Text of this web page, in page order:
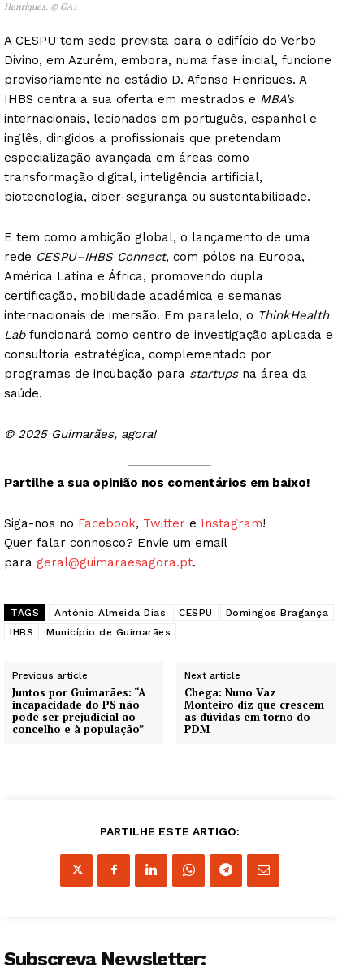
Henriques. © GA!
A CESPU tem sede prevista para o edifício do Verbo
Divino, em Azurém, embora, numa fase inicial, funcione
provisoriamente no estádio D. Afonso Henriques. A
IHBS centra a sua oferta em mestrados e MBA’s
internacionais, lecionados em português, espanhol e
inglês, dirigidos a profissionais que pretendam
especialização avançada em áreas como
transformação digital, inteligência artificial,
biotecnologia, ciber-segurança ou sustentabilidade.
E tem como ambição global, o lançamento de uma
rede CESPU–IHBS Connect, com pólos na Europa,
América Latina e África, promovendo dupla
certificação, mobilidade académica e semanas
internacionais de imersão. Em paralelo, o ThinkHealth
Labfuncionará como centro de investigação aplicada e
consultoria estratégica, complementado por
programas de incubação para startupsna área da
saúde.
© 2025 Guimarães, agora!
Partilhe a sua opinião nos comentários em baixo!
Siga-nos no Facebook, Twitter e Instagram!
Quer falar connosco? Envie um email
para geral@guimaraesagora.pt.
TAGS António Almeida Dias CESPU
Domingos Bragança
IHBS
Município de Guimarães
Previous article
Juntos por Guimarães: “A
incapacidade do PS não
pode ser prejudicial ao
concelho e à população”
Next article
Chega: Nuno Vaz
Monteiro diz que crescem
as dúvidas em torno do
PDM
PARTILHE ESTE ARTIGO:
Subscreva Newsletter: